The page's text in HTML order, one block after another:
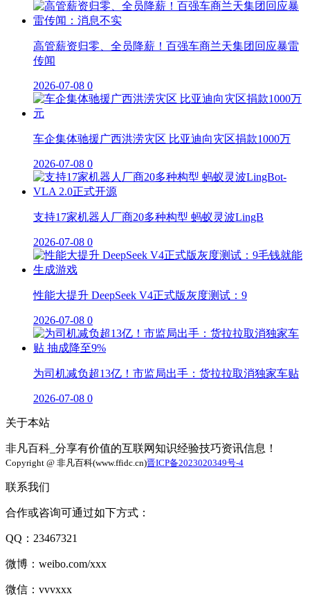
高管薪资归零、全员降薪！百强车商兰天集团回应暴雷
传闻
2026-07-08 0
车企集体驰援广西洪涝灾区 比亚迪向灾区捐款1000万
2026-07-08 0
支持17家机器人厂商20多种构型 蚂蚁灵波LingB
2026-07-08 0
性能大提升 DeepSeek V4正式版灰度测试：9
2026-07-08 0
为司机减负超13亿！市监局出手：货拉拉取消独家车贴
2026-07-08 0
关于本站
非凡百科_分享有价值的互联网知识经验技巧资讯信息！
Copyright @ 非凡百科(www.ffidc.cn)晋ICP备2023020349号-4
联系我们
合作或咨询可通过如下方式：
QQ：23467321
微博：weibo.com/xxx
微信：vvvxxx